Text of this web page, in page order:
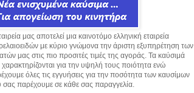
μας αποτελεί μια καινοτόμο ελληνική εταιρεία
με κύριο γνώμονα την άριστη εξυπηρέτηση των
μας στις πιο προσιτές τιμές της αγοράς. Τα καύσιμά
για την υψηλή τους ποιότητα ενώ
όλες τις εγγυήσεις για την ποσότητα των καυσίμων
σας παρέχουμε σε κάθε σας παραγγελία.